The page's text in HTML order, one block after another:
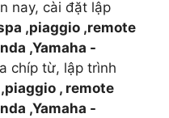
nay, cài đặt lập
,piaggio ,remote
,Yamaha -
chíp từ, lập trình
, remote
,Yamaha -